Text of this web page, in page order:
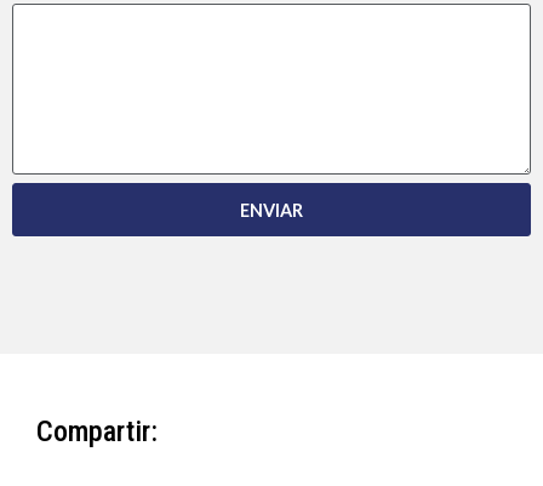
ENVIAR
Compartir: